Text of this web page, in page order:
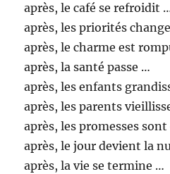
après, le café se refroidit
après, les priorités
après, le charme est
après, la santé passe …
après, les enfants
après, les parents
après, les promesses
après, le jour devient la
après, la vie se termine …